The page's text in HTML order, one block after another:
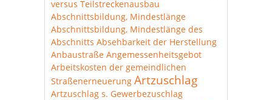
versus Teilstreckenausbau
Abschnittsbildung, Mindestlänge
Abschnittsbildung, Mindestlänge des
Abschnitts Absehbarkeit der Herstellung
Anbaustraße Angemessenheitsgebot
Arbeitskosten der gemeindlichen
Straßenerneuerung Artzuschlag
Artzuschlag s. Gewerbezuschlag